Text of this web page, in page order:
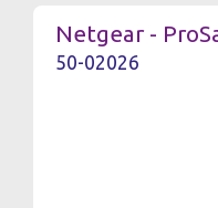
Netgear -
50-02026